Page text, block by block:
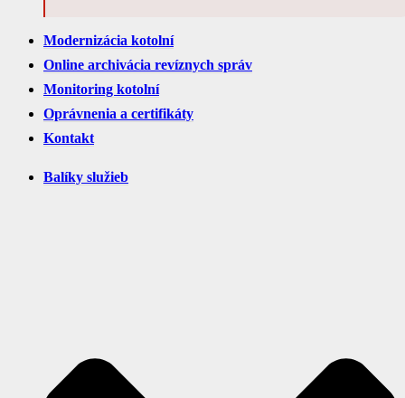
Modernizácia kotolní
Online archivácia revíznych správ
Monitoring kotolní
Oprávnenia a certifikáty
Kontakt
Balíky služieb